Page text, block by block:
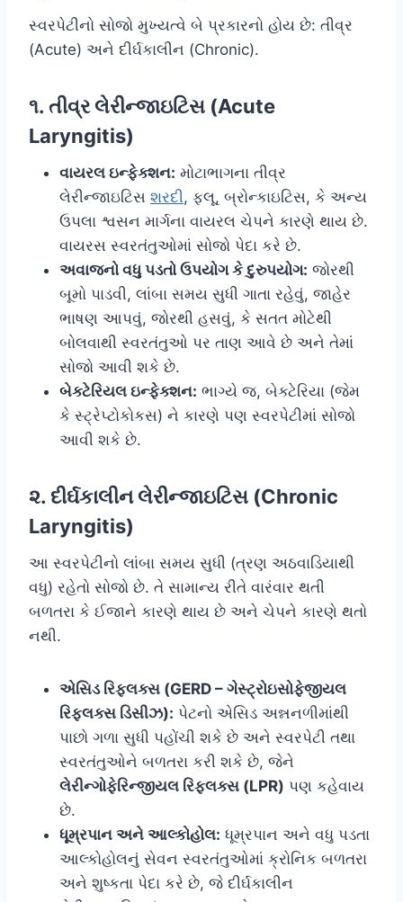
સ્વરપેટીનો સોજો મુખ્યત્વે બે પ્રકારનો હોય છે: તીવ્ર
(Acute) અને દીર્ઘકાલીન (Chronic).
૧. તીવ્ર લેરીન્જાઇટિસ (Acute
Laryngitis)
વાયરલ ઇન્ફેક્શન: મોટાભાગના તીવ્ર
લેરીન્જાઇટિસ શરદી, ફ્લૂ, બ્રોન્કાઇટિસ, કે અન્ય
ઉપલા શ્વસન માર્ગના વાયરલ ચેપને કારણે થાય છે.
વાયરસ સ્વરતંતુઓમાં સોજો પેદા કરે છે.
અવાજનો વધુ પડતો ઉપયોગ કે દુરુપયોગ: જોરથી
બૂમો પાડવી, લાંબા સમય સુધી ગાતા રહેવું, જાહેર
ભાષણ આપવું, જોરથી હસવું, કે સતત મોટેથી
બોલવાથી સ્વરતંતુઓ પર તાણ આવે છે અને તેમાં
સોજો આવી શકે છે.
બેક્ટેરિયલ ઇન્ફેક્શન: ભાગ્યે જ, બેક્ટેરિયા (જેમ
કે સ્ટ્રેપ્ટોકોકસ) ને કારણે પણ સ્વરપેટીમાં સોજો
આવી શકે છે.
૨. દીર્ઘકાલીન લેરીન્જાઇટિસ (Chronic
Laryngitis)
આ સ્વરપેટીનો લાંબા સમય સુધી (ત્રણ અઠવાડિયાથી
વધુ) રહેતો સોજો છે. તે સામાન્ય રીતે વારંવાર થતી
બળતરા કે ઈજાને કારણે થાય છે અને ચેપને કારણે થતો
નથી.
એસિડ રિફ્લક્સ (GERD – ગેસ્ટ્રોઇસોફેજીયલ
રિફ્લક્સ ડિસીઝ): પેટનો એસિડ અન્નનળીમાંથી
પાછો ગળા સુધી પહોંચી શકે છે અને સ્વરપેટી તથા
સ્વરતંતુઓને બળતરા કરી શકે છે, જેને
લેરીન્ગોફેરિન્જીયલ રિફ્લક્સ (LPR) પણ કહેવાય
છે.
ધૂમ્રપાન અને આલ્કોહોલ: ધૂમ્રપાન અને વધુ પડતા
આલ્કોહોલનું સેવન સ્વરતંતુઓમાં ક્રોનિક બળતરા
અને શુષ્કતા પેદા કરે છે, જે દીર્ઘકાલીન